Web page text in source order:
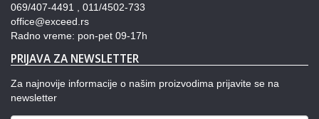
069/407-4491 , 011/4502-733
office@exceed.rs
Radno vreme: pon-pet 09-17h
PRIJAVA ZA NEWSLETTER
Za najnovije informacije o našim proizvodima prijavite se na
newsletter